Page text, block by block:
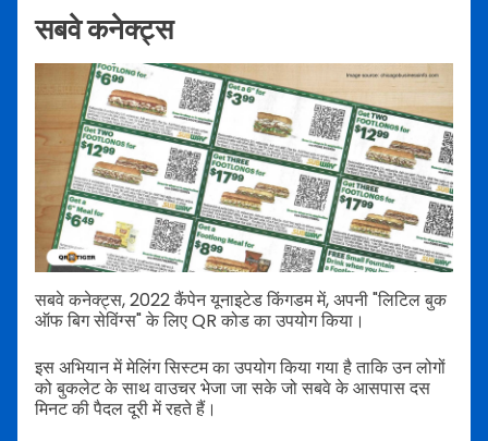
सबवे कनेक्ट्स
सबवे कनेक्ट्स, 2022 कैंपेन यूनाइटेड किंगडम में, अपनी "लिटिल बुक
ऑफ बिग सेविंग्स" के लिए QR कोड का उपयोग किया।
इस अभियान में मेलिंग सिस्टम का उपयोग किया गया है ताकि उन लोगों
को बुकलेट के साथ वाउचर भेजा जा सके जो सबवे के आसपास दस
मिनट की पैदल दूरी में रहते हैं।